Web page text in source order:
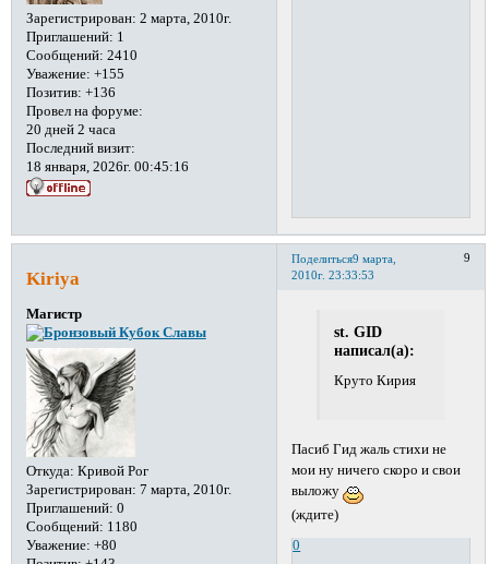
Зарегистрирован: 2 марта, 2010г.
Приглашений: 1
Сообщений: 2410
Уважение: +155
Позитив: +136
Провел на форуме:
20 дней 2 часа
Последний визит:
18 января, 2026г. 00:45:16
Поделиться 9
9 марта,
2010г. 23:33:53
Kiriya
Магистр
Откуда: Кривой Рог
Зарегистрирован: 7 марта, 2010г.
Приглашений: 0
Сообщений: 1180
Уважение: +80
st. GID
написал(а):
Круто Кирия
Пасиб Гид жаль стихи не
мои ну ничего скоро и свои
выложу
(ждите)
0